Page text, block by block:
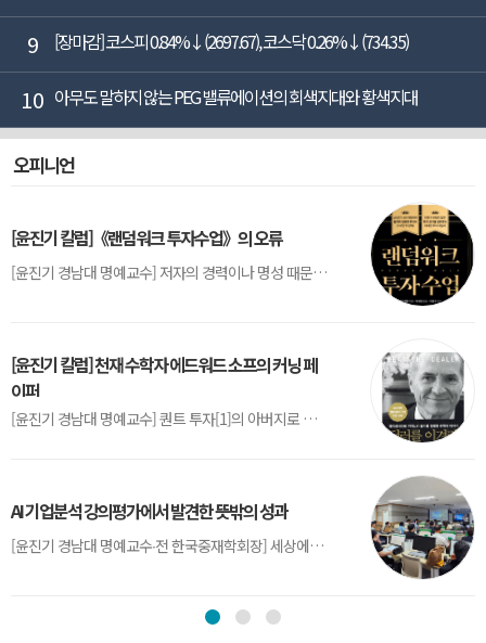
9 [장마감] 코스피 0.84%↓(2697.67), 코스닥 0.26%↓(734.35)
10 아무도 말하지 않는 PEG 밸류에이션의 회색지대와 황색지대
오피니언
[윤진기 칼럼]《랜덤워크 투자수업》의 오류
[윤진기 경남대 명예교수] 저자의 경력이나 명성 때문인지 2020년에 번역 출판된 《랜덤워크 투자수업》(A Random Walk Down Wall Street) 12판은 표지부터가 거창하다. ‘45년간 12번 개정하며 철저히 검증한 투자서’, ‘전문가 부럽지 않은 투자 감각을 길러주는 위대한 투자지침서’ 라는 은빛 광고문구로 독자를 유혹한다.[1] 출판 50주...
[윤진기 칼럼] 천재 수학자 에드워드 소프의 커닝 페
이퍼
[윤진기 경남대 명예교수] 퀀트 투자[1]의 아버지로 불리는 에드워드 소프(Edward O. Thorp)는 수학계에서 천재로 알려진 인물이다. 그는 수학자이지만, 투자 업계에도 여러 가지 흥미로운 일화를 남겼다.수학을 이용하여 카지노를 이길 수 있는지가 궁금했던 그는 동료 교수가 소개해 준 블랙잭(Blackjack) 전략의 핵심을 손바닥 크기의 종이에 요...
AI 기업분석 강의평가에서 발견한 뜻밖의 성과
[윤진기 경남대 명예교수∙전 한국중재학회장] 세상에는 우연처럼 보이지만 인류의 진보를 이끌어낸 사건들이 있다. 영국의 알렉산더 플레밍(Alexander Fleming)이 곰팡이 핀 페트리 접시(Petri dish)를 버리지 않고[1] 관찰해 페니실린을 발견한 것은 그 대표적 사례다. 무심히 지나쳤다면 결코 없었을 혁신이었다.지난 7월 5일, 필자가 개발한 기업...